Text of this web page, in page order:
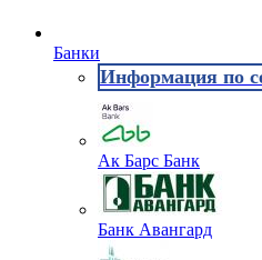
Банки
Информация по
Ак Барс Банк
Банк Авангард